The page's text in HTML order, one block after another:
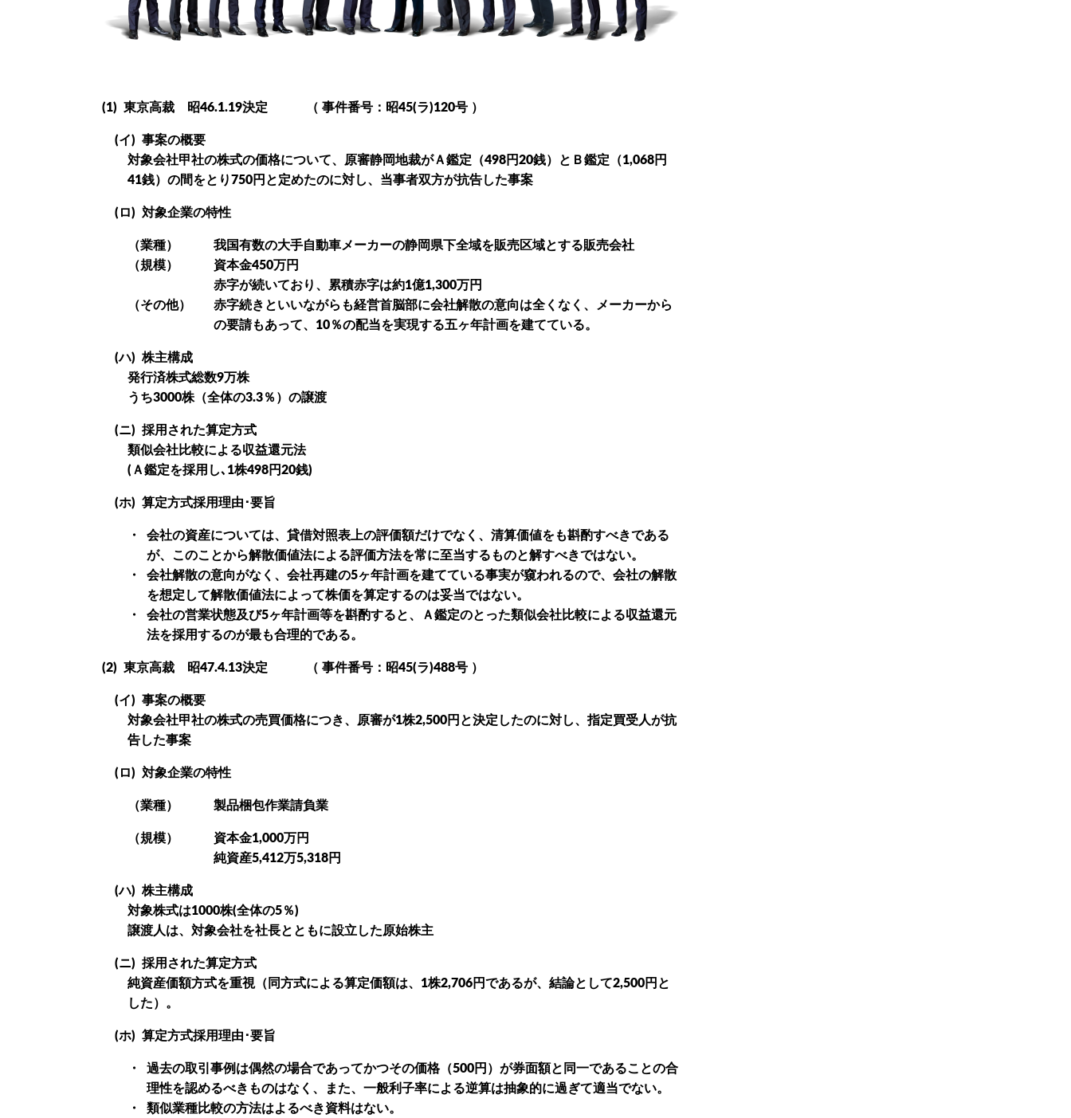
(1) 東京高裁 昭46.1.19決定 （ 事件番号：昭45(ラ)120号 ）
(イ) 事案の概要
対象会社甲社の株式の価格について、原審静岡地裁がＡ鑑定（498円20銭）とＢ鑑定（1,068円
41銭）の間をとり750円と定めたのに対し、当事者双方が抗告した事案
(ロ) 対象企業の特性
（業種）
我国有数の大手自動車メーカーの静岡県下全域を販売区域とする販売会社
（規模）
資本金450万円
赤字が続いており、累積赤字は約1億1,300万円
（その他）
赤字続きといいながらも経営首脳部に会社解散の意向は全くなく、メーカーから
の要請もあって、10％の配当を実現する五ヶ年計画を建てている。
(ハ) 株主構成
発行済株式総数9万株
うち3000株（全体の3.3％）の譲渡
(ニ) 採用された算定方式
類似会社比較による収益還元法
(Ａ鑑定を採用し､1株498円20銭)
(ホ) 算定方式採用理由･要旨
・
会社の資産については、貸借対照表上の評価額だけでなく、清算価値をも斟酌すべきである
が、このことから解散価値法による評価方法を常に至当するものと解すべきではない。
・
会社解散の意向がなく、会社再建の5ヶ年計画を建てている事実が窺われるので、会社の解散
を想定して解散価値法によって株価を算定するのは妥当ではない。
・
会社の営業状態及び5ヶ年計画等を斟酌すると、Ａ鑑定のとった類似会社比較による収益還元
法を採用するのが最も合理的である。
(2) 東京高裁 昭47.4.13決定 （ 事件番号：昭45(ラ)488号 ）
(イ) 事案の概要
対象会社甲社の株式の売買価格につき、原審が1株2,500円と決定したのに対し、指定買受人が抗
告した事案
(ロ) 対象企業の特性
（業種） 製品梱包作業請負業
（規模）
資本金1,000万円
純資産5,412万5,318円
(ハ) 株主構成
対象株式は1000株(全体の5％)
譲渡人は、対象会社を社長とともに設立した原始株主
(ニ) 採用された算定方式
純資産価額方式を重視（同方式による算定価額は、1株2,706円であるが、結論として2,500円と
した）。
(ホ) 算定方式採用理由･要旨
・
過去の取引事例は偶然の場合であってかつその価格（500円）が券面額と同一であることの合
理性を認めるべきものはなく、また、一般利子率による逆算は抽象的に過ぎて適当でない。
・
類似業種比較の方法はよるべき資料はない。